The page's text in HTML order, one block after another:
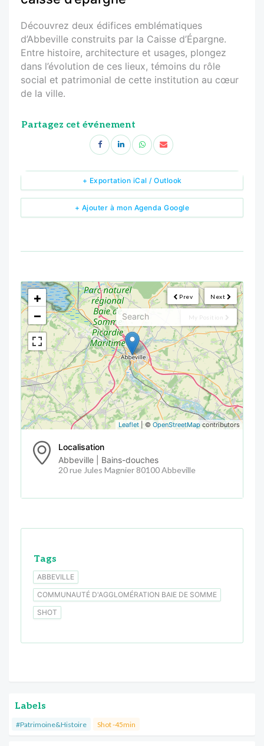
Découvrez deux édifices emblématiques
d’Abbeville construits par la Caisse d’Épargne.
Entre histoire, architecture et usages, plongez
dans l’évolution de ces lieux, témoins du rôle
social et patrimonial de cette institution au cœur
de la ville.
Partagez cet événement
+ Ajouter à mon Agenda Google
+ Exportation iCal / Outlook
Next
Prev
My Position
<!---->
+
−
Leaflet | © OpenStreetMap contributors
Localisation
Abbeville | Bains-douches
20 rue Jules Magnier 80100 Abbeville
Tags
ABBEVILLE
COMMUNAUTÉ D'AGGLOMÉRATION BAIE DE SOMME
SHOT
Labels
#Patrimoine&Histoire Shot -45min